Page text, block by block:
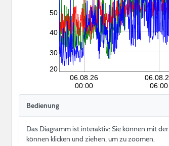
20
30
40
50
06.08.26
00:00
06:00
Bedienung
Das Diagramm ist interaktiv: Sie können mit
können klicken und ziehen, um zu zoomen.